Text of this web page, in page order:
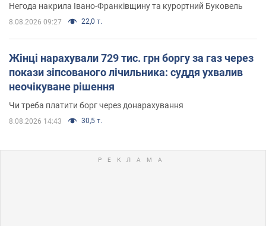
Негода накрила Івано-Франківщину та курортний Буковель
8.08.2026 09:27 22,0 т.
Жінці нарахували 729 тис. грн боргу за газ через
покази зіпсованого лічильника: суддя ухвалив
неочікуване рішення
Чи треба платити борг через донарахування
8.08.2026 14:43 30,5 т.